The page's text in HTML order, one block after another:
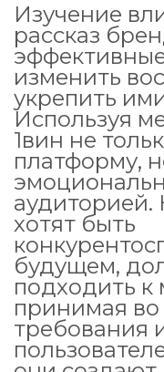
Изучение
рассказ
изменить
укрепить
Используя
1вин не
платформу,
аудиторией.
хотят быть
будущем,
подходить к
принимая
требования